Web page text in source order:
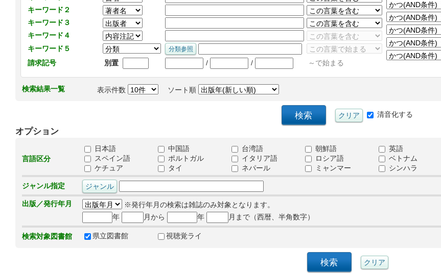
キーワード２
キーワード３
キーワード４
キーワード５
請求記号
別置 / / ～で始まる
検索結果一覧 表示件数 ソート順
清音化する
オプション
言語区分
日本語 中国語 台湾語 朝鮮語 英語
スペイン語
ポルトガル イタリア語 ロシア語 ベトナム
ケチュア
タイ ネパール ミャンマー シンハラ
ジャンル指定
出版／発行年月
※発行年月の検索は雑誌のみ対象となります。
年
月から 年 月まで（西暦、半角数字）
検索対象図書館 県立図書館 視聴覚ライ